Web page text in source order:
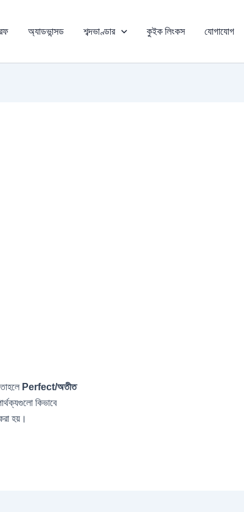
অ্যাডভান্সড শব্দভাণ্ডার কুইক লিংকস যোগাযোগ
Perfect/অতীত
কিভাবে
হয়।